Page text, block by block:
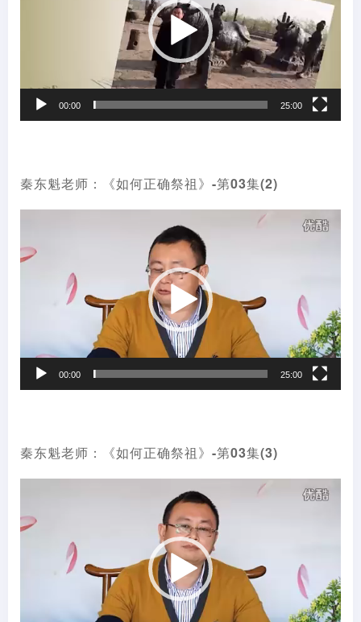
00:00 25:00
秦东魁老师：《如何正确祭祖》-第03集(2)
播
放
00:00 25:00
秦东魁老师：《如何正确祭祖》-第03集(3)
播
放